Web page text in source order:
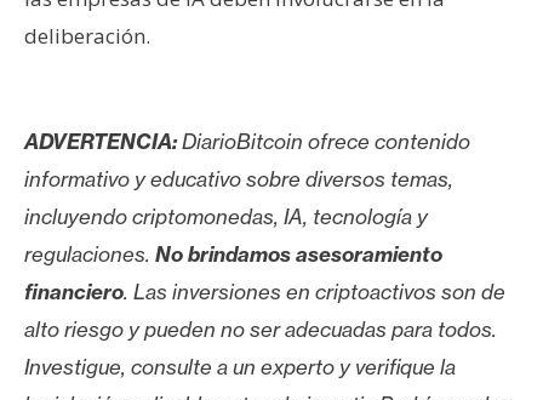
deliberación.
ADVERTENCIA:DiarioBitcoin ofrece contenido
informativo y educativo sobre diversos temas,
incluyendo criptomonedas, IA, tecnología y
regulaciones. No brindamos asesoramiento
financiero. Las inversiones en criptoactivos son de
alto riesgo y pueden no ser adecuadas para todos.
Investigue, consulte a un experto y verifique la